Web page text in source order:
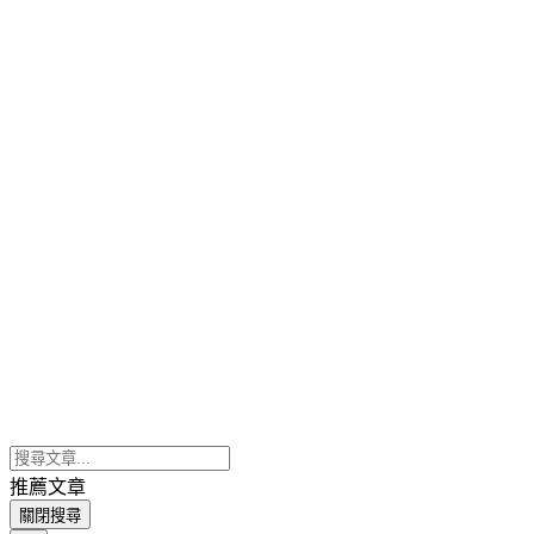
推薦文章
關閉搜尋